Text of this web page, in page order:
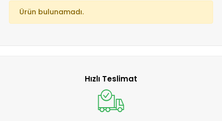
Ürün bulunamadı.
Hızlı Teslimat